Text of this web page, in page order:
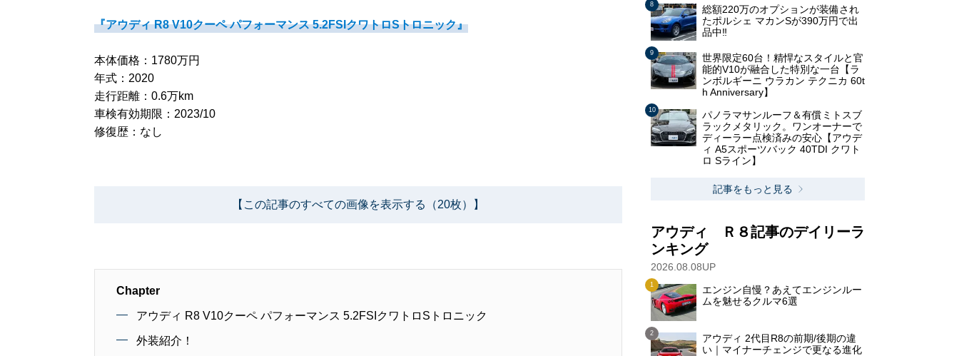
『アウディ R8 V10クーペ パフォーマンス 5.2FSIクワトロSトロニック』
本体価格：1780万円
年式：2020
走行距離：0.6万km
車検有効期限：2023/10
修復歴：なし
【この記事のすべての画像を表示する（20枚）】
Chapter
アウディ R8 V10クーペ パフォーマンス 5.2FSIクワトロSトロニック
外装紹介！
総額220万のオプションが装備され
たポルシェ マカンSが390万円で出
品中‼
世界限定60台！精悍なスタイルと官
能的V10が融合した特別な一台【ラ
ンボルギーニ ウラカン テクニカ 60t
h Anniversary】
パノラマサンルーフ＆有償ミトスブ
ラックメタリック。ワンオーナーで
ディーラー点検済みの安心【アウデ
ィ A5スポーツバック 40TDI クワト
ロ Sライン】
記事をもっと見る
アウディ Ｒ８記事のデイリーラ
ンキング
2026.08.08UP
エンジン自慢？あえてエンジンルー
ムを魅せるクルマ6選
アウディ 2代目R8の前期/後期の違
い｜マイナーチェンジで更なる進化